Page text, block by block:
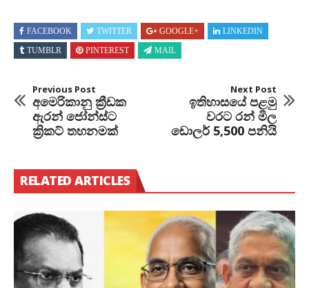
FACEBOOK TWITTER GOOGLE+
LINKEDIN
TUMBLR
PINTEREST MAIL
Previous Post
අමෙරිකානු ක්‍රීඩක
ඇරන් ජෝන්ස්ට
ක්‍රිකට් තහනමක්
Next Post
ඉතිහාසයේ පළමු
වරට රන් මිල
ඩොලර් 5,500 පනියි
RELATED ARTICLES